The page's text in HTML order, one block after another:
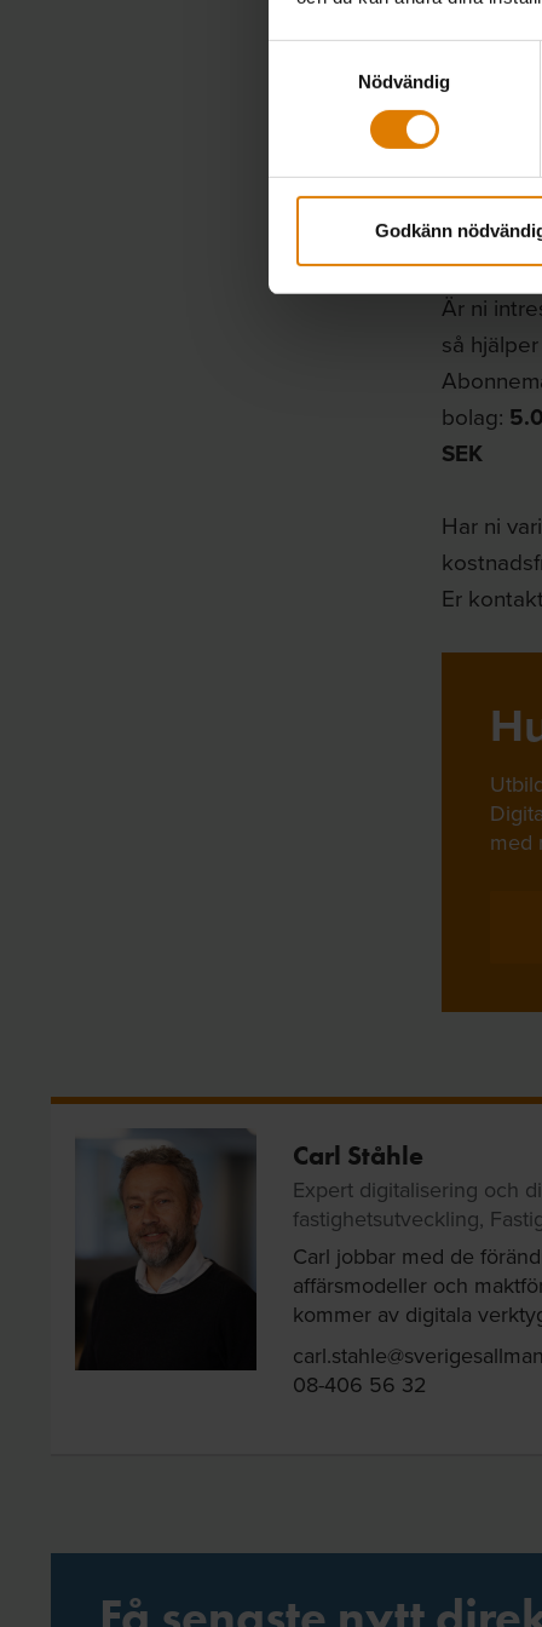
Nödvändig
Godkänn
Med mera!
Den
Är ni
så
bolag:
SEK
Har ni
Er
med
Carl Ståhle
Expert digitalisering och
fastighetsutveckling,
Carl jobbar med de
affärsmodeller och
kommer av digitala
08-406 56 32